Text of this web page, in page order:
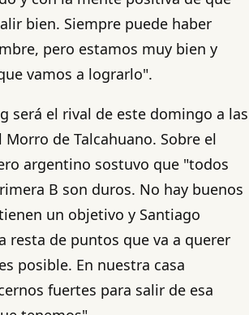
bien. Siempre puede haber
pero estamos muy bien y
vamos a lograrlo".
será el rival de este domingo a las
Morro de Talcahuano. Sobre el
argentino sostuvo que "todos
B son duros. No hay buenos
un objetivo y Santiago
resta de puntos que va a querer
posible. En nuestra casa
fuertes para salir de esa